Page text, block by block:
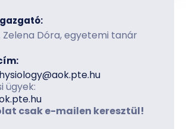
Zelena Dóra, egyetemi tanár
ügyek:
csak e-mailen keresztül!